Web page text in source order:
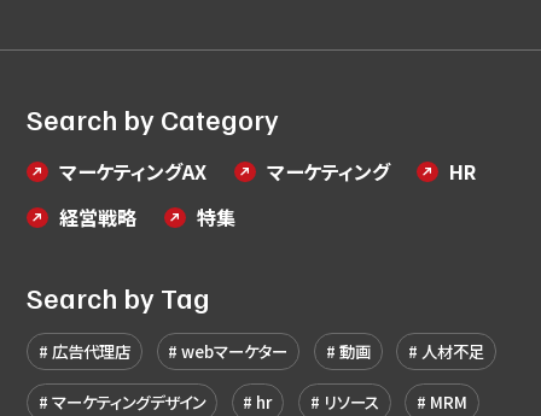
Search by Category
マーケティングAX マーケティング
HR
経営戦略
特集
Search by Tag
広告代理店 webマーケター 動画 人材不足
マーケティングデザイン hr リソース MRM